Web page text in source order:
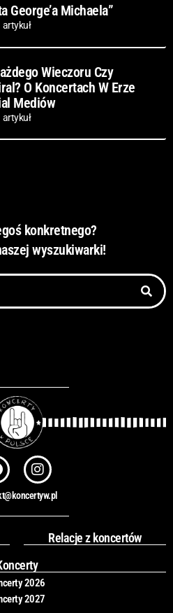
George’a Michaela”
artykuł
Wieczoru Czy
O Koncertach W Erze
Mediów
artykuł
konkretnego?
wyszukiwarki!
I
n
s
t
a
r
a
m
Relacje z koncertów
2026
2027